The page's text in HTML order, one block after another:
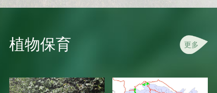
植物保育 更多